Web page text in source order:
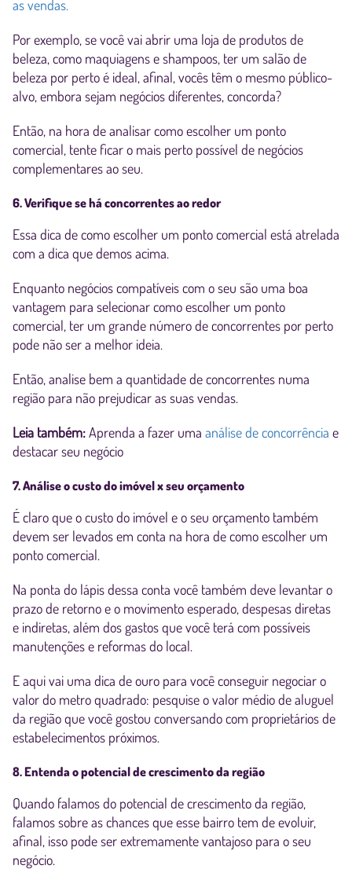
as vendas.
Por exemplo, se você vai abrir uma loja de produtos de
beleza, como maquiagens e shampoos, ter um salão de
beleza por perto é ideal, afinal, vocês têm o mesmo público-
alvo, embora sejam negócios diferentes, concorda?
Então, na hora de analisar como escolher um ponto
comercial, tente ficar o mais perto possível de negócios
complementares ao seu.
6. Verifique se há concorrentes ao redor
Essa dica de como escolher um ponto comercial está atrelada
com a dica que demos acima.
Enquanto negócios compatíveis com o seu são uma boa
vantagem para selecionar como escolher um ponto
comercial, ter um grande número de concorrentes por perto
pode não ser a melhor ideia.
Então, analise bem a quantidade de concorrentes numa
região para não prejudicar as suas vendas.
Leia também:Aprenda a fazer uma análise de concorrência e
destacar seu negócio
7. Análise o custo do imóvel x seu orçamento
É claro que o custo do imóvel e o seu orçamento também
devem ser levados em conta na hora de como escolher um
ponto comercial.
Na ponta do lápis dessa conta você também deve levantar o
prazo de retorno e o movimento esperado, despesas diretas
e indiretas, além dos gastos que você terá com possíveis
manutenções e reformas do local.
E aqui vai uma dica de ouro para você conseguir negociar o
valor do metro quadrado: pesquise o valor médio de aluguel
da região que você gostou conversando com proprietários de
estabelecimentos próximos.
8. Entenda o potencial de crescimento da região
Quando falamos do potencial de crescimento da região,
falamos sobre as chances que esse bairro tem de evoluir,
afinal, isso pode ser extremamente vantajoso para o seu
negócio.